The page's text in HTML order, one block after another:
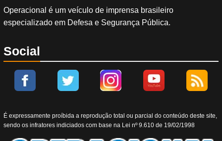
Operacional é um veículo de imprensa brasileiro
especializado em Defesa e Segurança Pública.
Social
É expressamente proíbida a reprodução total ou parcial do conteúdo deste site,
sendo os infratores indiciados com base na Lei nº 9.610 de 19/02/1998